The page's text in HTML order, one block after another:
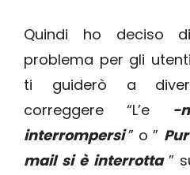
Quindi ho deciso
problema per gli
ti guiderò a
correggere “L’e -
interrompersi” o ”
mail si è interrotta ”